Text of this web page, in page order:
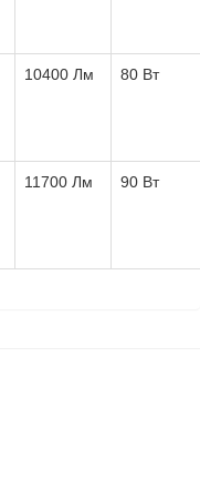
10400 Лм 80 Вт
11700 Лм 90 Вт